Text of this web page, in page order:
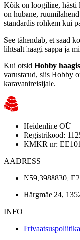
Kõik on loogiline, hästi
on hubane,
standardis rohkem kui
See tähendab, et saad
lihtsalt haagi sappa ja
Kui otsid Hobby
varustatud, siis Hobby
karavanireisijale.
Heidenline OÜ
Registrikood:
KMKR nr:
AADRESS
N59,3988830,
Härgmäe 24,
INFO
Privaatsuspoliitika